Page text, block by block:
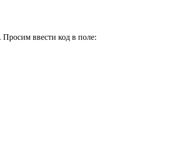
ввести код в поле: